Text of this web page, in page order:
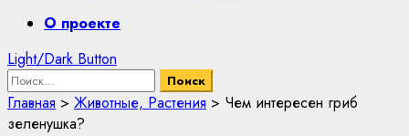
PrimaryО проекте
Light/Dark Button
Найти:
Главная > Животные, Растения > Чем интересен гриб
зеленушка?